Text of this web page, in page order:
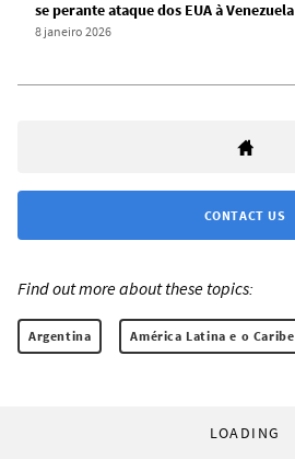
se perante ataque dos EUA à Venezuela
8 janeiro 2026
CONTACT US
Find out more about these topics:
Argentina América Latina e o Caribe
LOADING